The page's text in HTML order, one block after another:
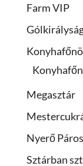
Farm VIP
Megasztár
Nyerő Páros
Sztárban